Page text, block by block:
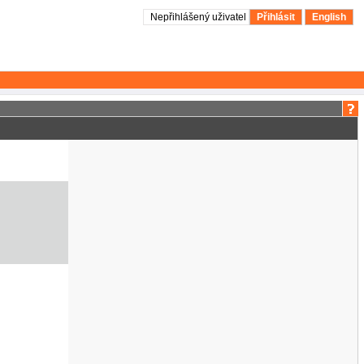
Nepřihlášený uživatel Přihlásit English